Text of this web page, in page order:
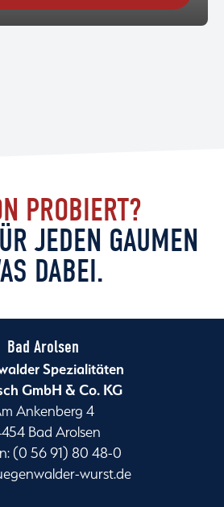
PROBIERT?
JEDEN GAUMEN
DABEI.
Bad Arolsen
Spezialitäten
GmbH & Co. KG
Ankenberg 4
Bad Arolsen
(0 56 91) 80 48-0
wurst.de